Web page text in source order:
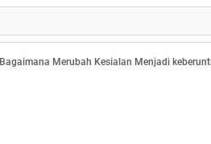
Bagaimana Merubah Kesialan Menjadi